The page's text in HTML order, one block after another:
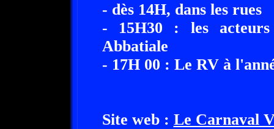
- dès 14H, dans les rues
- 15H30 : les
Abbatiale
- 17H 00 : Le RV à
Site web : Le Carnaval